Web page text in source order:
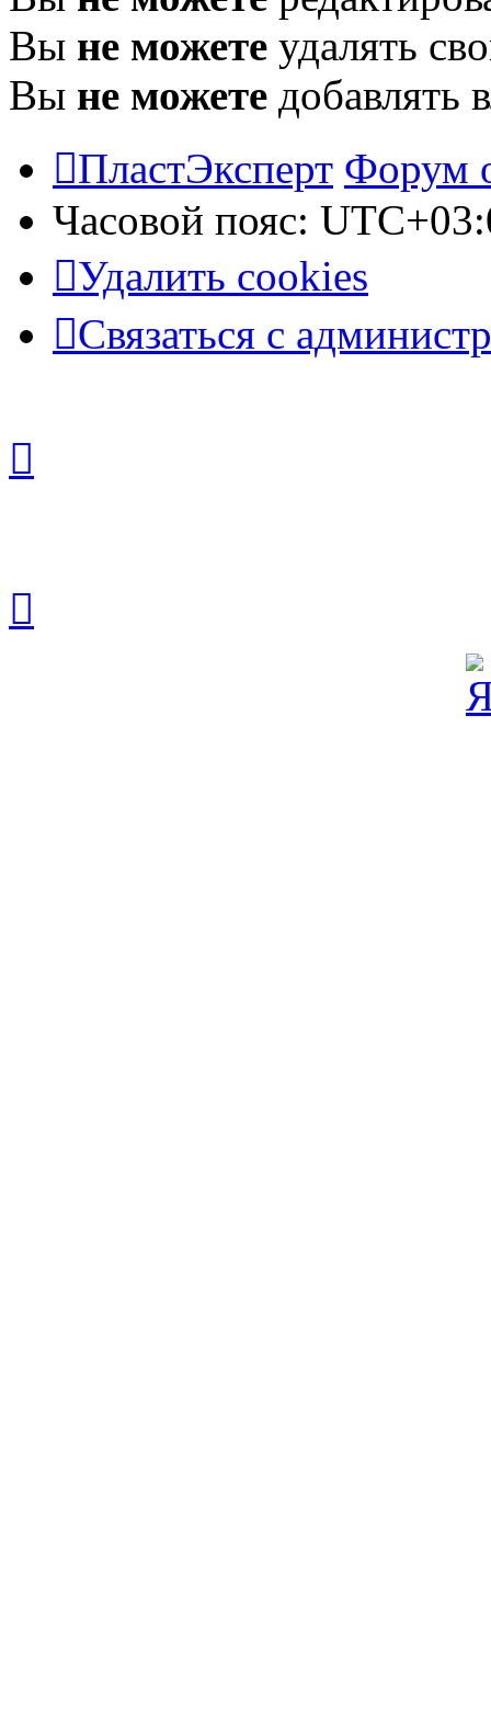
Вы не можете удалять
Вы не можете добавлять
ПластЭксперт Форум
Часовой пояс:
Удалить cookies
Связаться с